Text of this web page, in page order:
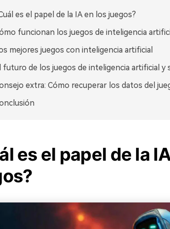
VER TODAS LAS
es el papel de la IA en los juegos?
funcionan los juegos de inteligencia
mejores juegos con inteligencia artificial
futuro de los juegos de inteligencia artificial y
extra: Cómo recuperar los datos del
es el papel de la